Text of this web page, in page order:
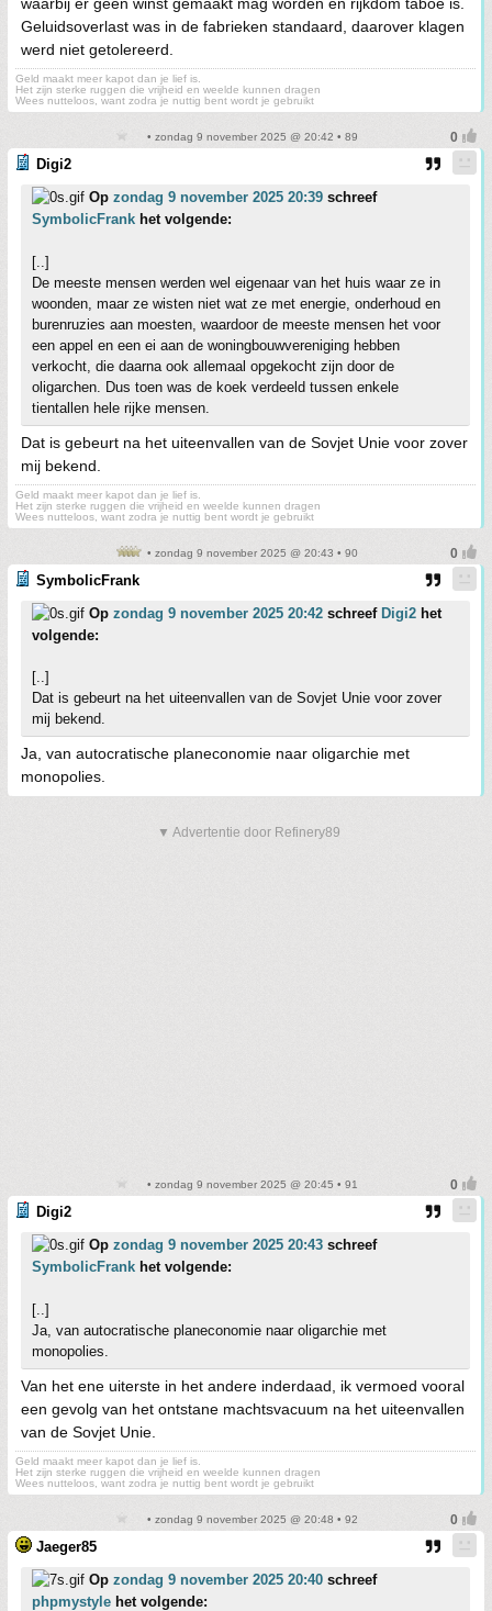
Geluidsoverlast was in de fabrieken standaard, daarover klagen
werd niet getolereerd.
Geld maakt meer kapot dan je lief is.
Het zijn sterke ruggen die vrijheid en weelde kunnen dragen
Wees nutteloos, want zodra je nuttig bent wordt je gebruikt
• zondag 9 november 2025 @ 20:42 • 89
Digi2
Op zondag 9 november 2025 20:39 schreef
SymbolicFrank het volgende:
[..]
De meeste mensen werden wel eigenaar van het huis waar ze in
woonden, maar ze wisten niet wat ze met energie, onderhoud en
burenruzies aan moesten, waardoor de meeste mensen het voor
een appel en een ei aan de woningbouwvereniging hebben
verkocht, die daarna ook allemaal opgekocht zijn door de
oligarchen. Dus toen was de koek verdeeld tussen enkele
tientallen hele rijke mensen.
Dat is gebeurt na het uiteenvallen van de Sovjet Unie voor zover
mij bekend.
Geld maakt meer kapot dan je lief is.
Het zijn sterke ruggen die vrijheid en weelde kunnen dragen
Wees nutteloos, want zodra je nuttig bent wordt je gebruikt
• zondag 9 november 2025 @ 20:43 • 90
SymbolicFrank
Op zondag 9 november 2025 20:42 schreef Digi2 het
volgende:
[..]
Dat is gebeurt na het uiteenvallen van de Sovjet Unie voor zover
mij bekend.
Ja, van autocratische planeconomie naar oligarchie met
monopolies.
▼ Advertentie door Refinery89
• zondag 9 november 2025 @ 20:45 • 91
Digi2
Op zondag 9 november 2025 20:43 schreef
SymbolicFrank het volgende:
[..]
Ja, van autocratische planeconomie naar oligarchie met
monopolies.
Van het ene uiterste in het andere inderdaad, ik vermoed vooral
een gevolg van het ontstane machtsvacuum na het uiteenvallen
van de Sovjet Unie.
Geld maakt meer kapot dan je lief is.
Het zijn sterke ruggen die vrijheid en weelde kunnen dragen
Wees nutteloos, want zodra je nuttig bent wordt je gebruikt
• zondag 9 november 2025 @ 20:48 • 92
Jaeger85
Op zondag 9 november 2025 20:40 schreef
phpmystyle het volgende: